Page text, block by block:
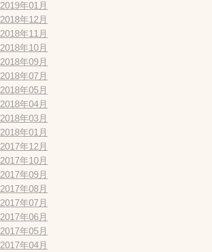
2019年01月
2018年12月
2018年11月
2018年10月
2018年09月
2018年07月
2018年05月
2018年04月
2018年03月
2018年01月
2017年12月
2017年10月
2017年09月
2017年08月
2017年07月
2017年06月
2017年05月
2017年04月